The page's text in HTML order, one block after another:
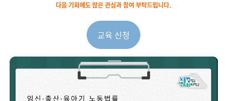
다음 기회에도 많은 관심과 참여 부탁드립니다.
교육 신청